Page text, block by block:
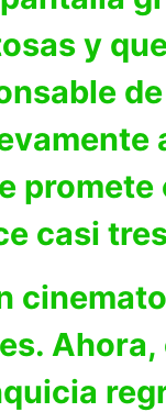
y
promete
casi
Ahora,